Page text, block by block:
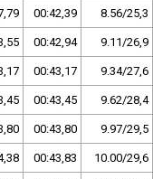
00:42,39 8.56/25,3
00:42,94 9.11/26,9
00:43,17 9.34/27,6
00:43,45 9.62/28,4
00:43,80 9.97/29,5
00:43,83 10.00/29,6